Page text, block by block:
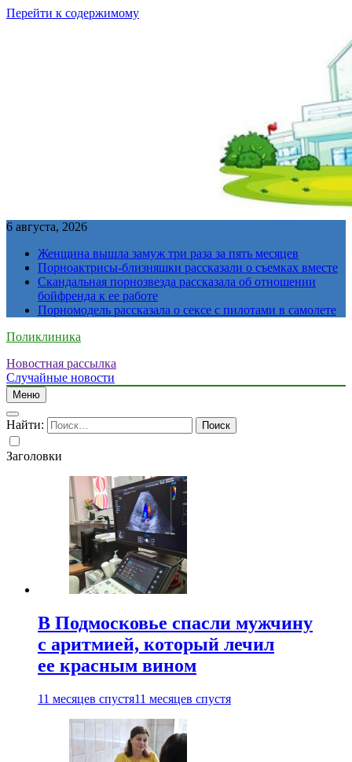
Перейти к содержимому
6 августа, 2026
Женщина вышла замуж три раза за пять месяцев
Порноактрисы-близняшки рассказали о съемках вместе
Скандальная порнозвезда рассказала об отношении
бойфренда к ее работе
Порномодель рассказала о сексе с пилотами в самолете
Поликлиника
Новостная рассылка
Случайные новости
Меню
Найти:
Заголовки
В Подмосковье спасли мужчину
с аритмией, который лечил
ее красным вином
11 месяцев спустя11 месяцев спустя